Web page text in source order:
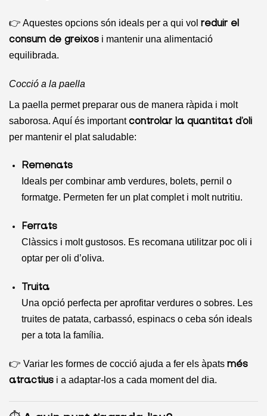
👉 Aquestes opcions són ideals per a qui vol reduir el
consum de greixos i mantenir una alimentació
equilibrada.
Cocció a la paella
La paella permet preparar ous de manera ràpida i molt
saborosa. Aquí és importantcontrolar la quantitat d’oli
per mantenir el plat saludable:
Remenats
Ideals per combinar amb verdures, bolets, pernil o
formatge. Permeten fer un plat complet i molt nutritiu.
Ferrats
Clàssics i molt gustosos. Es recomana utilitzar poc oli i
optar per oli d’oliva.
Truita
Una opció perfecta per aprofitar verdures o sobres. Les
truites de patata, carbassó, espinacs o ceba són ideals
per a tota la família.
👉 Variar les formes de cocció ajuda a fer els àpats més
atractius i a adaptar-los a cada moment del dia.